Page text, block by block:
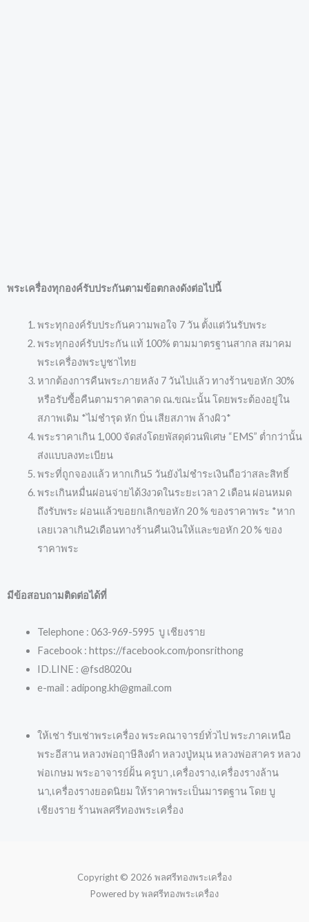
พระเครื่องทุกองค์รับประกันตามข้อตกลงดังต่อไปนี้
พระทุกองค์รับประกันความพอใจ 7 วัน ตั้งแต่วันรับพระ
พระทุกองค์รับประกัน แท้ 100% ตามมาตรฐานสากล สมาคม
พระเครื่องพระบูชาไทย
หากต้องการคืนพระภายหลัง 7 วันไปแล้ว ทางร้านขอหัก 30%
หรือรับซื้อคืนตามราคาตลาด ณ.ขณะนั้น โดยพระต้องอยู่ใน
สภาพเดิม *ไม่ชำรุด หัก บิ่น เสียสภาพ ล้างผิว*
พระราคาเกิน 1,000 จัดส่งโดยพัสดุด่วนพิเศษ “EMS” ต่ำกว่านั้น
ส่งแบบลงทะเบียน
พระที่ถูกจองแล้ว หากเกิน5 วันยังไม่ชำระเงินถือว่าสละสิทธิ์
พระเกินหมื่นผ่อนจ่ายได้3งวดในระยะเวลา 2 เดือน ผ่อนหมด
ถึงรับพระ ผ่อนแล้วขอยกเลิกขอหัก 20 % ของราคาพระ *หาก
เลยเวลาเกิน2เดือนทางร้านคืนเงินให้และขอหัก 20 % ของ
ราคาพระ
มีข้อสอบถามติดต่อได้ที่
Telephone : 063-969-5995 บู เชียงราย
Facebook : https://facebook.com/ponsrithong
ID.LINE : @fsd8020u
e-mail : adipong.kh@gmail.com
ให้เช่า รับเช่าพระเครื่อง พระคณาจารย์ทั่วไป พระภาคเหนือ
พระอีสาน หลวงพ่อฤาษีลิงดำ หลวงปู่หมุน หลวงพ่อสาคร หลวง
พ่อเกษม พระอาจารย์ฝั้น ครูบา ,เครื่องราง,เครื่องรางล้าน
นา,เครื่องรางยอดนิยม ให้ราคาพระเป็นมารตฐาน โดย บู
เชียงราย ร้านพลศรีทองพระเครื่อง
Copyright © 2026 พลศรีทองพระเครื่อง
Powered by พลศรีทองพระเครื่อง